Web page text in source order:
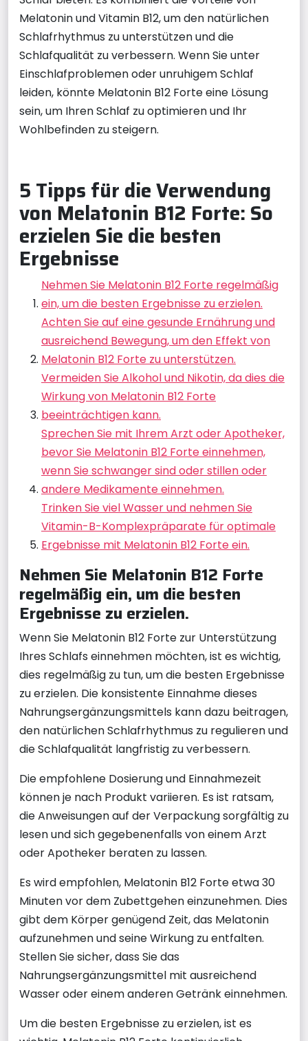
Melatonin und Vitamin B12, um den natürlichen
Schlafrhythmus zu unterstützen und die
Schlafqualität zu verbessern. Wenn Sie unter
Einschlafproblemen oder unruhigem Schlaf
leiden, könnte Melatonin B12 Forte eine Lösung
sein, um Ihren Schlaf zu optimieren und Ihr
Wohlbefinden zu steigern.
5 Tipps für die Verwendung
von Melatonin B12 Forte: So
erzielen Sie die besten
Ergebnisse
Nehmen Sie Melatonin B12 Forte regelmäßig
ein, um die besten Ergebnisse zu erzielen.
Achten Sie auf eine gesunde Ernährung und
ausreichend Bewegung, um den Effekt von
Melatonin B12 Forte zu unterstützen.
Vermeiden Sie Alkohol und Nikotin, da dies die
Wirkung von Melatonin B12 Forte
beeinträchtigen kann.
Sprechen Sie mit Ihrem Arzt oder Apotheker,
bevor Sie Melatonin B12 Forte einnehmen,
wenn Sie schwanger sind oder stillen oder
andere Medikamente einnehmen.
Trinken Sie viel Wasser und nehmen Sie
Vitamin-B-Komplexpräparate für optimale
Ergebnisse mit Melatonin B12 Forte ein.
Nehmen Sie Melatonin B12 Forte
regelmäßig ein, um die besten
Ergebnisse zu erzielen.
Wenn Sie Melatonin B12 Forte zur Unterstützung
Ihres Schlafs einnehmen möchten, ist es wichtig,
dies regelmäßig zu tun, um die besten Ergebnisse
zu erzielen. Die konsistente Einnahme dieses
Nahrungsergänzungsmittels kann dazu beitragen,
den natürlichen Schlafrhythmus zu regulieren und
die Schlafqualität langfristig zu verbessern.
Die empfohlene Dosierung und Einnahmezeit
können je nach Produkt variieren. Es ist ratsam,
die Anweisungen auf der Verpackung sorgfältig zu
lesen und sich gegebenenfalls von einem Arzt
oder Apotheker beraten zu lassen.
Es wird empfohlen, Melatonin B12 Forte etwa 30
Minuten vor dem Zubettgehen einzunehmen. Dies
gibt dem Körper genügend Zeit, das Melatonin
aufzunehmen und seine Wirkung zu entfalten.
Stellen Sie sicher, dass Sie das
Nahrungsergänzungsmittel mit ausreichend
Wasser oder einem anderen Getränk einnehmen.
Um die besten Ergebnisse zu erzielen, ist es